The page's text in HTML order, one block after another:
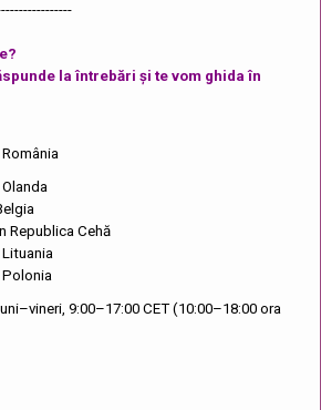
la întrebări și te vom ghida în
Republica Cehă
9:00–17:00 CET (10:00–18:00 ora